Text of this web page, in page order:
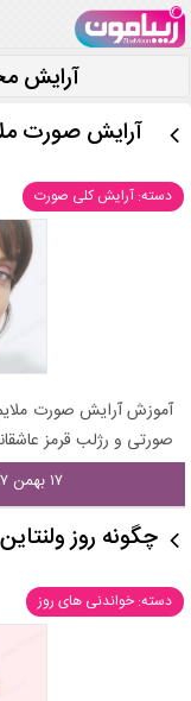
آرایش
آرایش صورت
دسته: آرایش کلی صورت
صورتی و رژلب قرمز
۱۷ بهمن ۱۳۹۷ - ۱۳:۲۳
چگونه روز
دسته: خواندنی های روز